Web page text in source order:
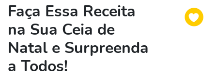
Faça Essa Receita
na Sua Ceia de
Natal e Surpreenda
a Todos!
Em uma tigela coloque a carne